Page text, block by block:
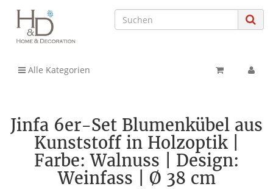
Alle Kategorien
Jinfa 6er-Set Blumenkübel aus
Kunststoff in Holzoptik |
Farbe: Walnuss | Design:
Weinfass | Ø 38 cm